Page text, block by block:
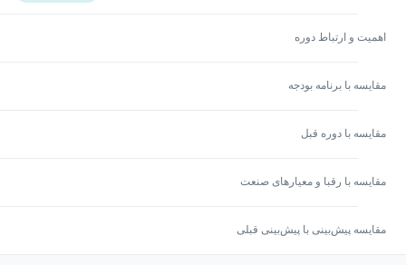
اهمیت و ارتباط دوره
مقایسه با برنامه بودجه
مقایسه با دوره قبل
مقایسه با رقبا و معیارهای صنعت
مقایسه پیش‌بینی با پیش‌بینی قبلی